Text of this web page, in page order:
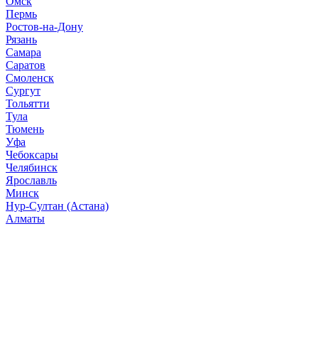
Пермь
Ростов-на-Дону
Рязань
Самара
Саратов
Смоленск
Сургут
Тольятти
Тула
Тюмень
Уфа
Чебоксары
Челябинск
Ярославль
Минск
Нур-Султан (Астана)
Алматы